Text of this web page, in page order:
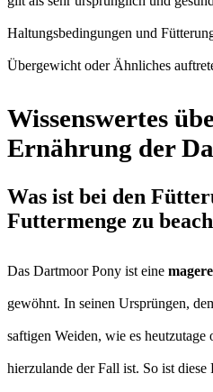
Haltungsbedingungen und
Übergewicht oder Ähnliches
Wissenswertes
Ernährung der
Was ist bei den
Futtermenge zu
Das Dartmoor Pony ist eine
gewöhnt. In seinen Ursprüngen,
saftigen Weiden, wie es heutzutage
hierzulande der Fall ist. So ist diese